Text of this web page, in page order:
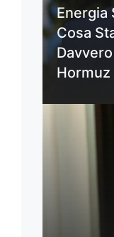
Energia
Cosa
Hormuz